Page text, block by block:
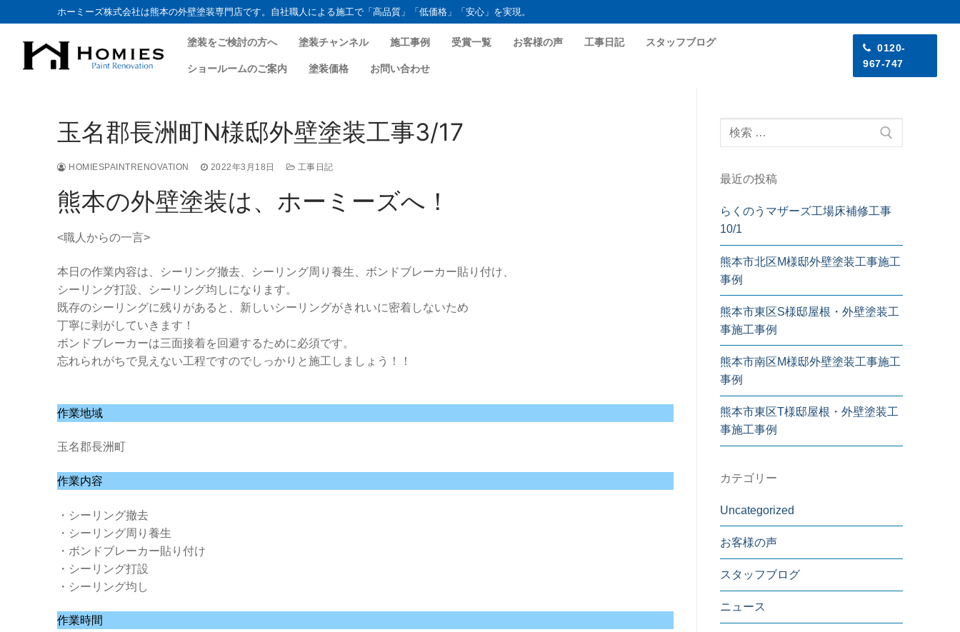
ホーミーズ株式会社は熊本の外壁塗装専門店です。自社職人による施工で「高品質」「低価格」「安心」を実現。
塗装をご検討の方へ 塗装チャンネル 施工事例 受賞一覧 お客様の声 工事日記 スタッフブログ
ショールームのご案内 塗装価格 お問い合わせ
0120-
967-747
玉名郡長洲町N様邸外壁塗装工事3/17
HOMIESPAINTRENOVATION 2022年3月18日 工事日記
熊本の外壁塗装は、ホーミーズへ！
<職人からの一言>
本日の作業内容は、シーリング撤去、シーリング周り養生、ボンドブレーカー貼り付け、
シーリング打設、シーリング均しになります。
既存のシーリングに残りがあると、新しいシーリングがきれいに密着しないため
丁寧に剥がしていきます！
ボンドブレーカーは三面接着を回避するために必須です。
忘れられがちで見えない工程ですのでしっかりと施工しましょう！！
作業地域
玉名郡長洲町
作業内容
・シーリング撤去
・シーリング周り養生
・ボンドブレーカー貼り付け
・シーリング打設
・シーリング均し
作業時間
索:
最近の投稿
らくのうマザーズ工場床補修工事
10/1
熊本市北区M様邸外壁塗装工事施工
事例
熊本市東区S様邸屋根・外壁塗装工
事施工事例
熊本市南区M様邸外壁塗装工事施工
事例
熊本市東区T様邸屋根・外壁塗装工
事施工事例
カテゴリー
Uncategorized
お客様の声
スタッフブログ
ニュース